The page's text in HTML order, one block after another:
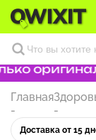
Главная
-
-
Доставка от 15